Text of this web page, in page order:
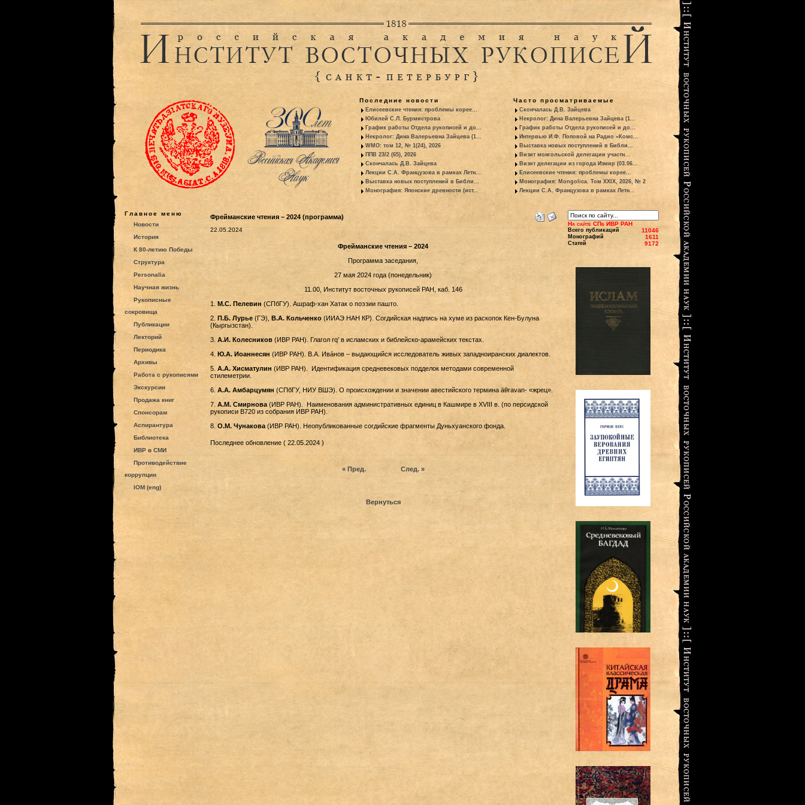
Последние новости
Елисеевские чтения: проблемы корее...
Юбилей С.Л. Бурмистрова
График работы Отдела рукописей и до...
Некролог: Дина Валерьевна Зайцева (1...
WMO: том 12, № 1(24), 2026
ППВ 23/2 (65), 2026
Скончалась Д.В. Зайцева
Лекции С.А. Французова в рамках Летн...
Выставка новых поступлений в Библи...
Монография: Японские древности (ист...
Часто просматриваемые
Скончалась Д.В. Зайцева
Некролог: Дина Валерьевна Зайцева (1...
График работы Отдела рукописей и до...
Интервью И.Ф. Поповой на Радио «Комс...
Выставка новых поступлений в Библи...
Визит монгольской делегации участн...
Визит делегации из города Измир (03.06...
Елисеевские чтения: проблемы корее...
Монография: Mongolica. Том XXIX, 2026, № 2
Лекции С.А. Французова в рамках Летн...
Главное меню
Новости
История
К 80-летию Победы
Структура
Personalia
Научная жизнь
Рукописные
сокровища
Публикации
Лекторий
Периодика
Архивы
Работа с рукописями
Экскурсии
Продажа книг
Спонсорам
Аспирантура
Библиотека
ИВР в СМИ
Противодействие
коррупции
IOM (eng)
Фрейманские чтения – 2024 (программа)
22.05.2024
Фрейманские чтения – 2024
Программа заседания,
27 мая 2024 года (понедельник)
11.00, Институт восточных рукописей РАН, каб. 146
1. М.С. Пелевин (СПбГУ). Ашраф-хан Хатак о поэзии пашто.
2. П.Б. Лурье(ГЭ), В.А. Кольченко(ИИАЭ НАН КР). Согдийская надпись на хуме из раскопок Кен-Булуна
(Кыргызстан).
3. А.И. Колесников(ИВР РАН). Глагол rq‛ в исламских и библейско-арамейских текстах.
4. Ю.А. Иоаннесян (ИВР РАН). В.А. Ивáнов – выдающийся исследователь живых западноиранских диалектов.
5. А.А. Хисматулин (ИВР РАН). Идентификация средневековых подделок методами современной
стилеметрии.
6. А.А. Амбарцумян (СПбГУ, НИУ ВШЭ). О происхождении и значении авестийского термина āθravan- «жрец».
7. А.М. Смирнова(ИВР РАН). Наименования административных единиц в Кашмире в XVIII в. (по персидской
рукописи В720 из собрания ИВР РАН).
8. О.М. Чунакова(ИВР РАН). Неопубликованные согдийские фрагменты Дуньхуанского фонда.
Последнее обновление ( 22.05.2024 )
« Пред. След. »
Вернуться
На сайте СПб ИВР РАН
Всего публикаций 11046
Монографий 1611
Статей 9172